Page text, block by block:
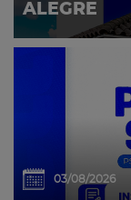
ALEGRE
03/08/2026